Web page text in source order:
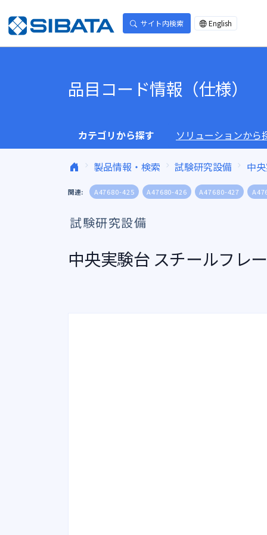
サイト内検索 English
品目コード情報（仕様）
カテゴリから探す ソリューションから
製品情報・検索 試験研究設備 中
関連: A47680-425 A47680-426 A47680-427
試験研究設備
中央実験台 スチールフレ